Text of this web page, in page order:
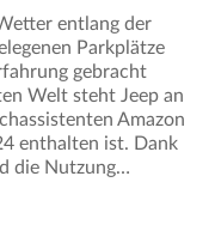
entlang der
Parkplätze
gebracht
Welt steht Jeep an
Amazon
enthalten ist. Dank
die Nutzung…